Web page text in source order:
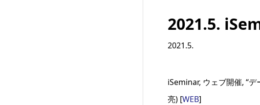
2021.5.
2021.5.
iSeminar, ウェブ開催, “
亮) [WEB]